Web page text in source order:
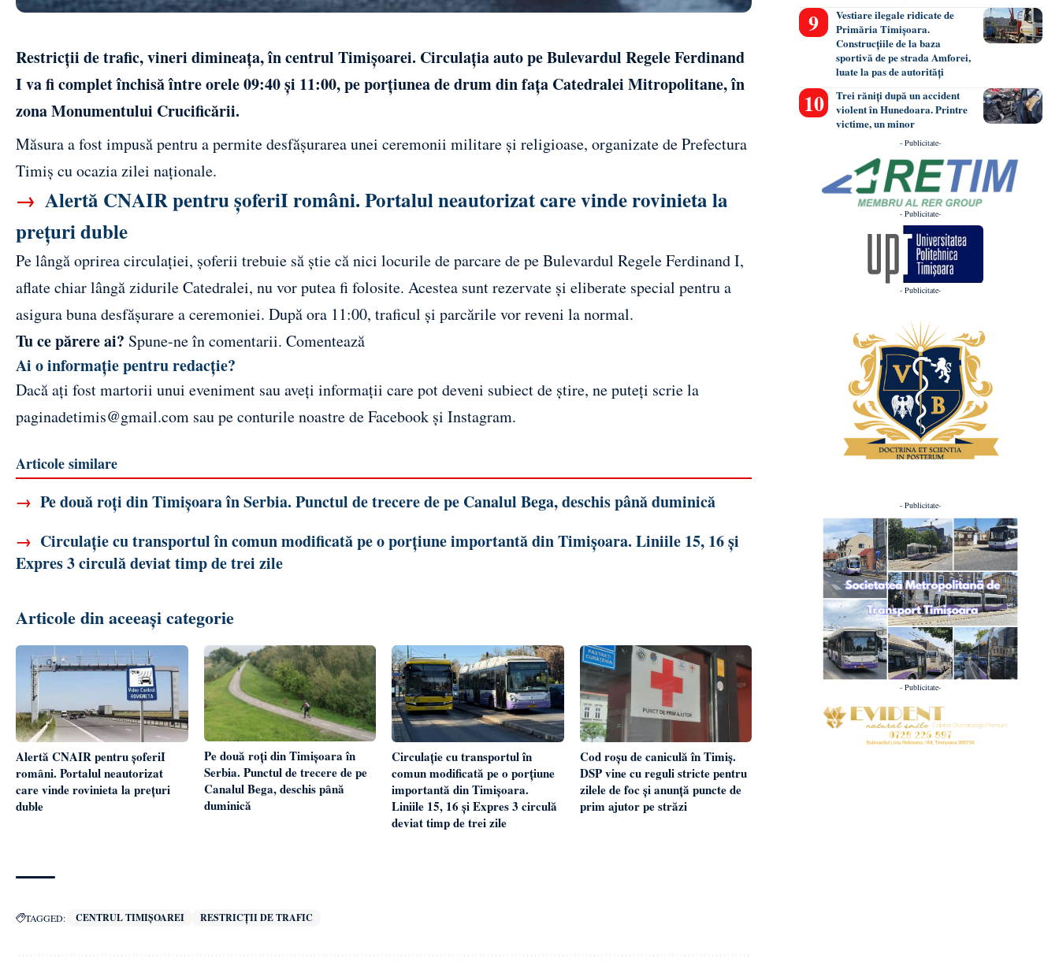
Restricții de trafic, vineri dimineața, în centrul Timișoarei. Circulația auto pe Bulevardul Regele Ferdinand
I va fi complet închisă între orele 09:40 și 11:00, pe porțiunea de drum din fața Catedralei Mitropolitane, în
zona Monumentului Crucificării.
Măsura a fost impusă pentru a permite desfășurarea unei ceremonii militare și religioase, organizate de Prefectura
Timiș cu ocazia zilei naționale.
→ Alertă CNAIR pentru șoferiI români. Portalul neautorizat care vinde rovinieta la
prețuri duble
Pe lângă oprirea circulației, șoferii trebuie să știe că nici locurile de parcare de pe Bulevardul Regele Ferdinand I,
aflate chiar lângă zidurile Catedralei, nu vor putea fi folosite. Acestea sunt rezervate și eliberate special pentru a
asigura buna desfășurare a ceremoniei. După ora 11:00, traficul și parcările vor reveni la normal.
Tu ce părere ai? Spune-ne în comentarii. Comentează
Ai o informație pentru redacție?
Dacă ați fost martorii unui eveniment sau aveți informații care pot deveni subiect de știre, ne puteți scrie la
paginadetimis@gmail.com sau pe conturile noastre deFacebook și Instagram.
Articole similare
→ Pe două roți din Timișoara în Serbia. Punctul de trecere de pe Canalul Bega, deschis până duminică
→ Circulație cu transportul în comun modificată pe o porțiune importantă din Timișoara. Liniile 15, 16 și
Expres 3 circulă deviat timp de trei zile
Articole din aceeași categorie
Alertă CNAIR pentru șoferiI
români. Portalul neautorizat
care vinde rovinieta la prețuri
duble
Pe două roți din Timișoara în
Serbia. Punctul de trecere de pe
Canalul Bega, deschis până
duminică
Circulație cu transportul în
comun modificată pe o porțiune
importantă din Timișoara.
Liniile 15, 16 și Expres 3 circulă
deviat timp de trei zile
Cod roșu de caniculă în Timiș.
DSP vine cu reguli stricte pentru
zilele de foc și anunță puncte de
prim ajutor pe străzi
TAGGED: CENTRUL TIMIȘOAREI RESTRICȚII DE TRAFIC
Vestiare ilegale ridicate de
Primăria Timișoara.
Construcțiile de la baza
sportivă de pe strada Amforei,
luate la pas de autorități
Trei răniți după un accident
violent în Hunedoara. Printre
victime, un minor
- Publicitate-
- Publicitate-
- Publicitate-
- Publicitate-
- Publicitate-